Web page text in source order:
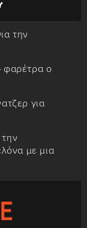
την
φαρέτρα ο
για
με μια